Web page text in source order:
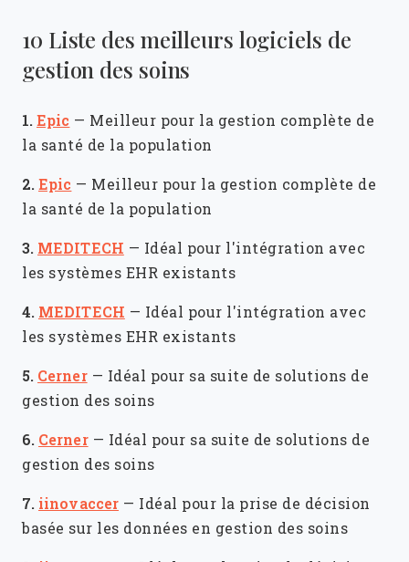
10 Liste des meilleurs logiciels de
gestion des soins
1.Epic — Meilleur pour la gestion complète de
la santé de la population
2.Epic — Meilleur pour la gestion complète de
la santé de la population
3. MEDITECH — Idéal pour l'intégration avec
les systèmes EHR existants
4. MEDITECH — Idéal pour l'intégration avec
les systèmes EHR existants
5. Cerner — Idéal pour sa suite de solutions de
gestion des soins
6. Cerner — Idéal pour sa suite de solutions de
gestion des soins
7. iinovaccer — Idéal pour la prise de décision
basée sur les données en gestion des soins